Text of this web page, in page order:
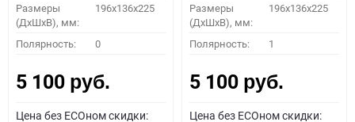
Размеры
(ДхШхВ), мм:
196х136х225
Полярность: 0
5 100 руб.
Цена без ECOном скидки:
Размеры
(ДхШхВ), мм:
196х136х225
Полярность: 1
5 100 руб.
Цена без ECOном скидки: